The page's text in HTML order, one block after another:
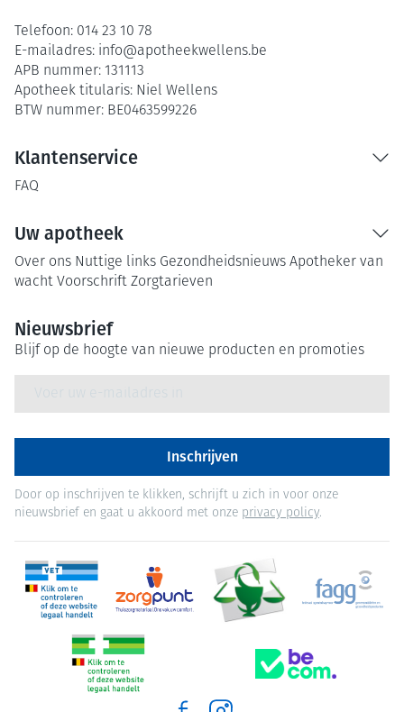
Telefoon: 014 23 10 78
E-mailadres: info@apotheekwellens.be
APB nummer: 131113
Apotheek titularis: Niel Wellens
BTW nummer: BE0463599226
Klantenservice
FAQ
Uw apotheek
Over ons Nuttige links Gezondheidsnieuws Apotheker van
wacht Voorschrift Zorgtarieven
Nieuwsbrief
Blijf op de hoogte van nieuwe producten en promoties
Inschrijven
Door op inschrijven te klikken, schrijft u zich in voor onze
nieuwsbrief en gaat u akkoord met onze privacy policy.